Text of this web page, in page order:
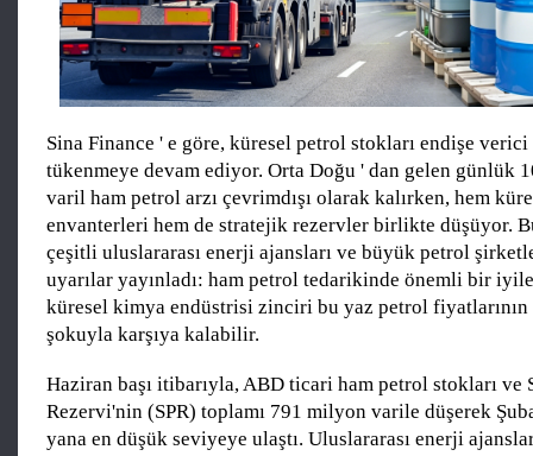
Sina Finance ' e göre, küresel petrol stokları endişe
tükenmeye devam ediyor. Orta Doğu ' dan gelen günlük
varil ham petrol arzı çevrimdışı olarak kalırken, hem
envanterleri hem de stratejik rezervler birlikte düşüyor.
çeşitli uluslararası enerji ajansları ve büyük petrol
uyarılar yayınladı: ham petrol tedarikinde önemli bir
küresel kimya endüstrisi zinciri bu yaz petrol fiyatlarının
şokuyla karşıya kalabilir.
Haziran başı itibarıyla, ABD ticari ham petrol stokları ve
Rezervi'nin (SPR) toplamı 791 milyon varile düşerek
yana en düşük seviyeye ulaştı. Uluslararası enerji